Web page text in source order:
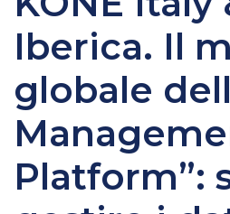
Iberica. Il
globale
Platform”: